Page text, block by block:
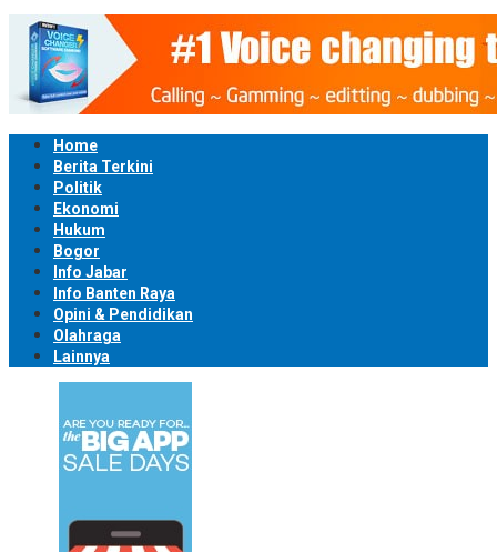
Home
Berita Terkini
Politik
Ekonomi
Hukum
Bogor
Info Jabar
Info Banten Raya
Opini & Pendidikan
Olahraga
Lainnya